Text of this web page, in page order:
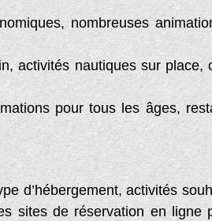
nombreuses
activités nautiques sur
pour tous les âges,
d’hébergement, activités
sites de réservation en